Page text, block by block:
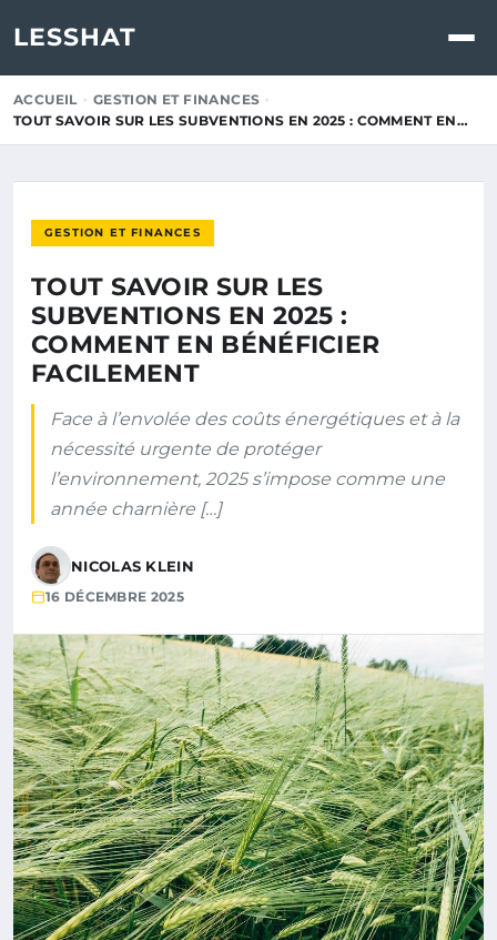
LESSHAT
ACCUEIL
GESTION ET FINANCES
TOUT SAVOIR SUR LES SUBVENTIONS EN 2025 : COMMENT EN…
GESTION ET FINANCES
TOUT SAVOIR SUR LES
SUBVENTIONS EN 2025 :
COMMENT EN BÉNÉFICIER
FACILEMENT
Face à l’envolée des coûts énergétiques et à la
nécessité urgente de protéger
l’environnement, 2025 s’impose comme une
année charnière […]
NICOLAS KLEIN
16 DÉCEMBRE 2025